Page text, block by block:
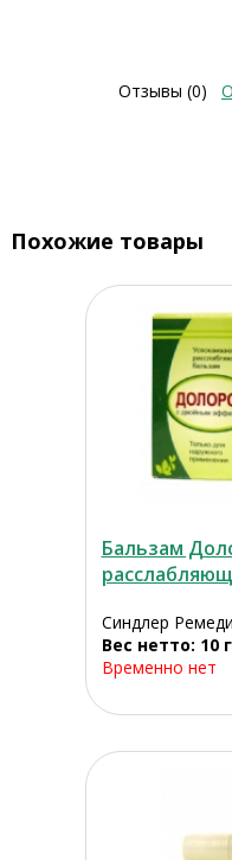
Отзывы (0)
Похожие товары
Бальзам
Синдлер
Вес нетто: 10 г
Временно нет